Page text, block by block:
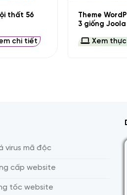
thất 56
chi tiết
Theme
3 giống Joola
Xem
virus mã độc
cấp website
tốc website